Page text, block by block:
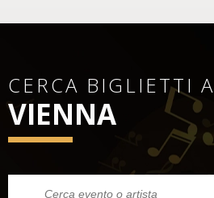
CERCA BIGLIETTI A
VIENNA